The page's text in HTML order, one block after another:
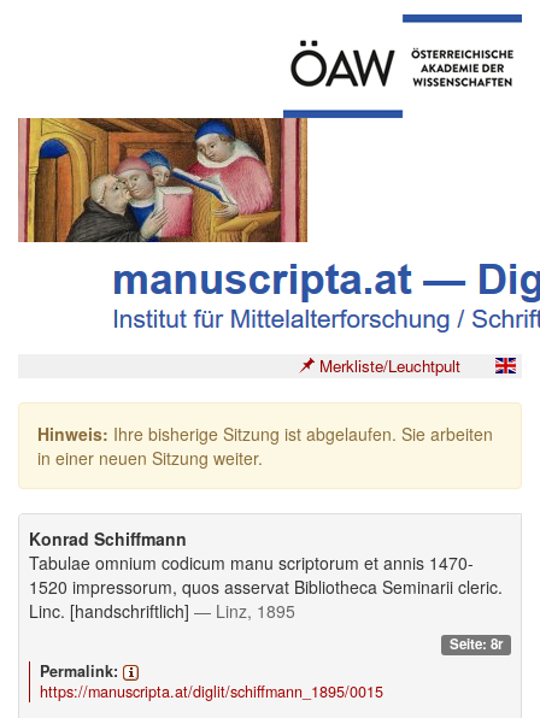
Merkliste/Leuchtpult
Hinweis: Ihre bisherige Sitzung ist abgelaufen. Sie arbeiten
in einer neuen Sitzung weiter.
Konrad Schiffmann
Tabulae omnium codicum manu scriptorum et annis 1470-
1520 impressorum, quos asservat Bibliotheca Seminarii cleric.
Linc. [handschriftlich] — Linz, 1895
Seite: 8r
Permalink:
https://manuscripta.at/diglit/schiffmann_1895/0015